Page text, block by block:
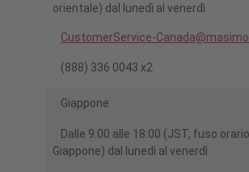
orientale) dal lunedì al venerdì
CustomerService-
(888) 336 0043 x2
Giappone
Dalle 9:00 alle 18:00 (JST, fuso orario
Giappone) dal lunedì al venerdì